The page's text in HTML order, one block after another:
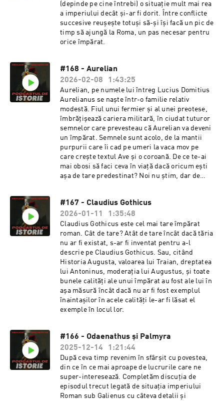
(depinde pe cine întrebi) o situație mult mai rea
a imperiului decât și-ar fi dorit. Între conflicte
succesive reușește totuși să-și își facă un pic de
timp să ajungă la Roma, un pas necesar pentru
orice împărat.
#168 - Aurelian
2026-02-08
1:43:25
Aurelian, pe numele lui întreg Lucius Domitius
Aurelianus se naște într-o familie relativ
modestă. Fiul unui fermier și al unei preotese,
îmbrățișează cariera militară, în ciudat tuturor
semnelor care prevesteau că Aurelian va deveni
un împărat. Semnele sunt acolo, de la mantii
purpurii care îi cad pe umeri la vaca mov pe
care crește textul Ave și o coroană. De ce te-ai
mai obosi să faci ceva în viață dacă oricum ești
așa de tare predestinat? Noi nu știm, dar de
oamenii să devii împărat.
#167 - Claudius Gothicus
2026-01-11
1:35:48
Claudius Gothicus este cel mai tare împărat
roman. Cât de tare? Atât de tare încât dacă tăria
nu ar fi existat, s-ar fi inventat pentru a-l
descrie pe Claudius Gothicus. Sau, citând
Historia Augusta, valoarea lui Traian, dreptatea
lui Antoninus, moderația lui Augustus, și toate
bunele calități ale unui împărat au fost ale lui în
așa măsură încât dacă nu ar fi fost exemplul
înaintașilor în acele calități le-ar fi lăsat el
exemple în locul lor.
#166 - Odaenathus și Palmyra
2025-12-14
1:21:44
După ceva timp revenim în sfârșit cu povestea,
din ce în ce mai aproape de lucrurile care ne
super-interesează. Completăm discuția de
episodul trecut legată de situația imperiului
Roman sub Galienus cu câteva detalii și